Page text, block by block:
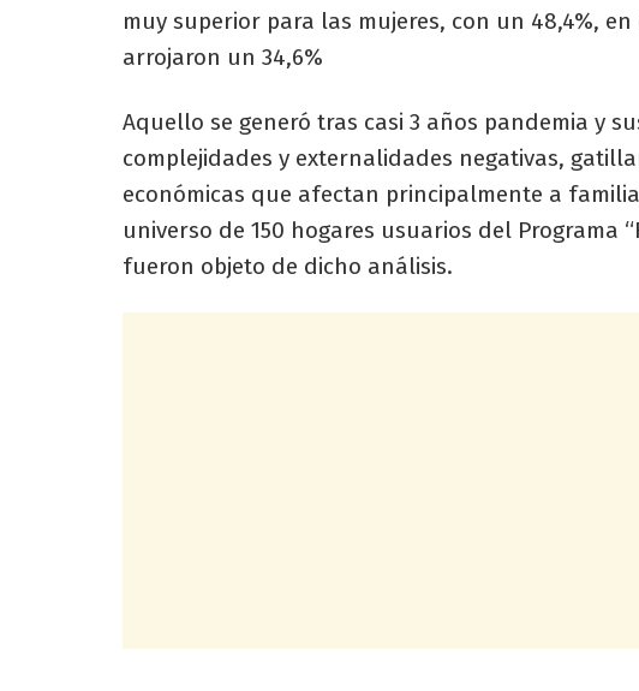
muy superior para las mujeres, con un 48,4%,
arrojaron un 34,6%
Aquello se generó tras casi 3 años pandemia y
complejidades y externalidades negativas,
económicas que afectan principalmente a
universo de 150 hogares usuarios del Programa
fueron objeto de dicho análisis.